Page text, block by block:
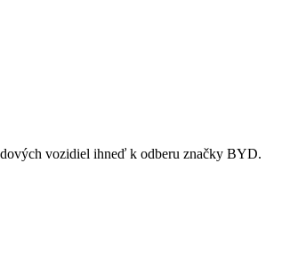
vozidiel ihneď k odberu značky BYD.